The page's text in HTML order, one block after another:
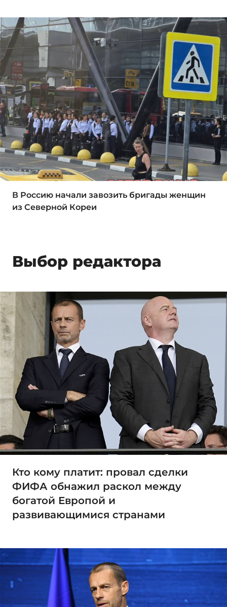
В Россию начали завозить бригады женщин
из Северной Кореи
Выбор редактора
Кто кому платит: провал сделки
ФИФА обнажил раскол между
богатой Европой и
развивающимися странами